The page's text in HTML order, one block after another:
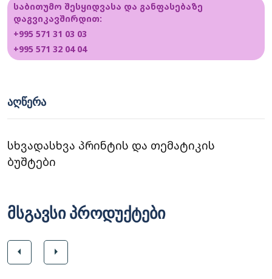
საბითუმო შესყიდვასა და განფასებაზე
დაგვიკავშირდით:
+995 571 31 03 03
+995 571 32 04 04
ᲐᲦᲬᲔᲠᲐ
სხვადასხვა პრინტის და თემატიკის
ბუშტები
მსგავსი პროდუქტები
arrow_left arrow_right